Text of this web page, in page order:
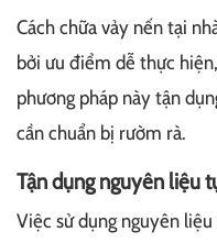
Cách chữa vảy nến tại
bởi ưu điểm dễ thực
phương pháp này tận
cần chuẩn bị rườm rà.
Tận dụng nguyên liệu
Việc sử dụng nguyên